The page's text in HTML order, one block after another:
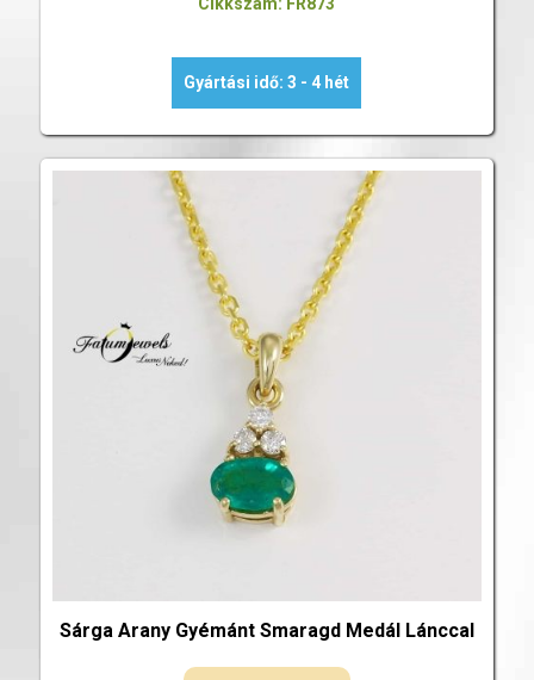
Gyártási idő: 3 - 4 hét
Sárga Arany Gyémánt Smaragd Medál Lánccal